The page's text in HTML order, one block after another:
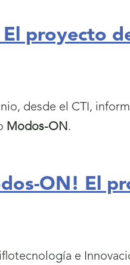
proyecto
desde el CTI,
Modos-ON .
ON! El
e